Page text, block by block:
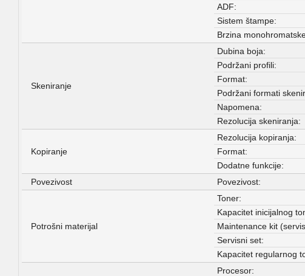
ADF:
Sistem štampe:
Brzina
Skeniranje
Dubina boja:
Podržani profili:
Format:
Podržani formati
Napomena:
Rezolucija skeniranja:
Kopiranje
Rezolucija kopiranja:
Format:
Dodatne funkcije:
Povezivost
Povezivost:
Potrošni materijal
Toner:
Kapacitet inicijalnog
Maintenance kit
Servisni set:
Kapacitet regularnog
Procesor: